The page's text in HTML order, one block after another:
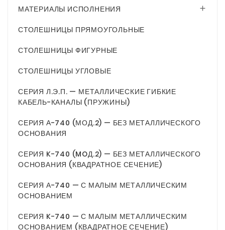
МАТЕРИАЛЫ ИСПОЛНЕНИЯ 
СТОЛЕШНИЦЫ ПРЯМОУГОЛЬНЫЕ
СТОЛЕШНИЦЫ ФИГУРНЫЕ
СТОЛЕШНИЦЫ УГЛОВЫЕ
СЕРИЯ Л.Э.П. — МЕТАЛЛИЧЕСКИЕ ГИБКИЕ
КАБЕЛЬ-КАНАЛЫ (ПРУЖИНЫ)
СЕРИЯ А-740 (МОД.2) — БЕЗ МЕТАЛЛИЧЕСКОГО
ОСНОВАНИЯ
СЕРИЯ K-740 (MOД.2) — БЕЗ МЕТАЛЛИЧЕСКОГО
ОСНОВАНИЯ (КВАДРАТНОЕ СЕЧЕНИЕ)
СЕРИЯ А-740 — С МАЛЫМ МЕТАЛЛИЧЕСКИМ
ОСНОВАНИЕМ
СЕРИЯ K-740 — С МАЛЫМ МЕТАЛЛИЧЕСКИМ
ОСНОВАНИЕМ (КВАДРАТНОЕ СЕЧЕНИЕ)